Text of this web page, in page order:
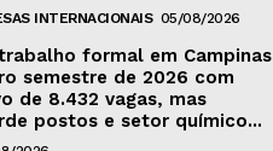
INTERNACIONAIS 05/08/2026
formal em Campinas
semestre de 2026 com
de 8.432 vagas, mas
postos e setor químico...